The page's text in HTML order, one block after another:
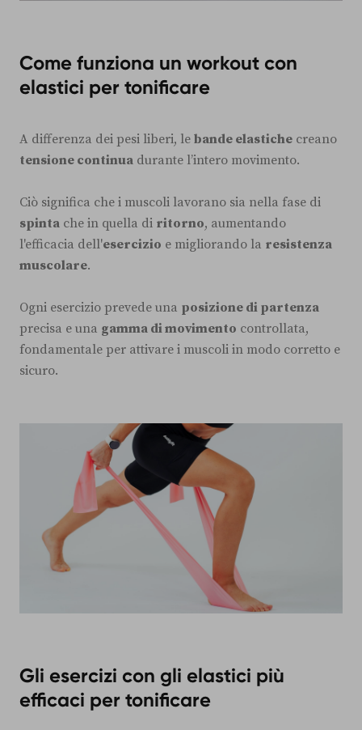
Come funziona un workout con
elastici per tonificare
A differenza dei pesi liberi, le bande elastiche creano
tensione continua durante l’intero movimento.
Ciò significa che i muscoli lavorano sia nella fase di
spinta che in quella di ritorno, aumentando
l'efficacia dell'esercizio e migliorando la resistenza
muscolare.
Ogni esercizio prevede una posizione di partenza
precisa e una gamma di movimento controllata,
fondamentale per attivare i muscoli in modo corretto e
sicuro.
Gli esercizi con gli elastici più
efficaci per tonificare